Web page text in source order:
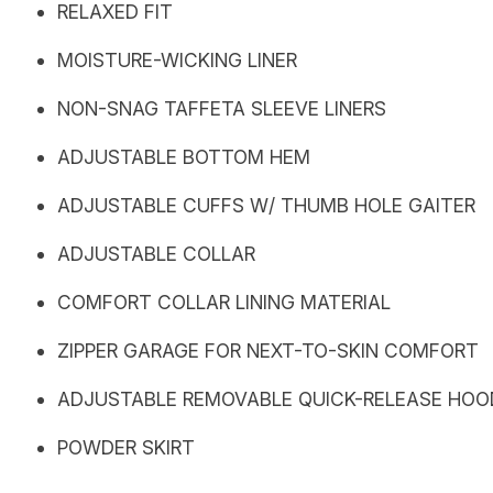
RELAXED FIT
MOISTURE-WICKING LINER
NON-SNAG TAFFETA SLEEVE LINERS
ADJUSTABLE BOTTOM HEM
ADJUSTABLE CUFFS W/ THUMB HOLE GAITER
ADJUSTABLE COLLAR
COMFORT COLLAR LINING MATERIAL
ZIPPER GARAGE FOR NEXT-TO-SKIN COMFORT
ADJUSTABLE REMOVABLE QUICK-RELEASE
POWDER SKIRT